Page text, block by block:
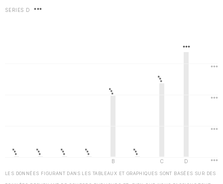
SERIES D ***
LES DONNÉES FIGURANT DANS LES TABLEAUX ET GRAPHIQUES SONT BASÉES SUR DES